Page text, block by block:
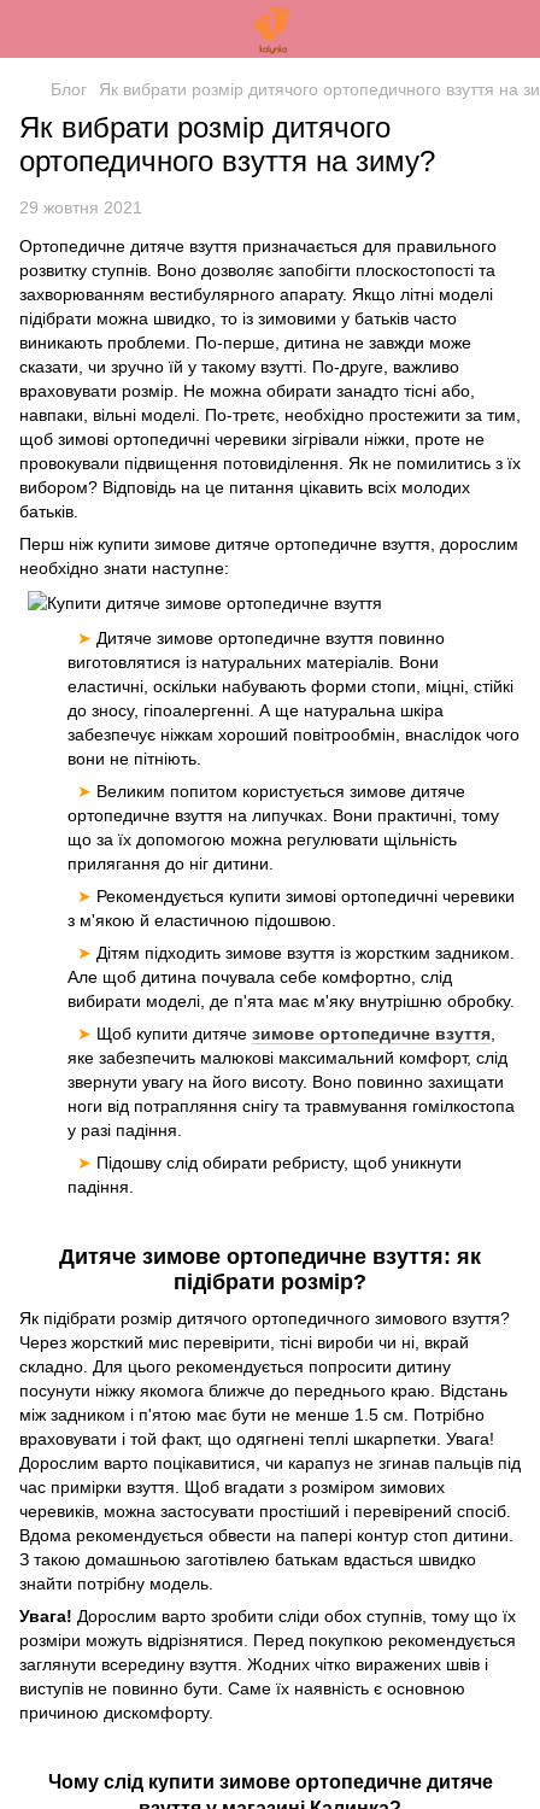
Блог Як вибрати розмір дитячого ортопедичного взуття на
Як вибрати розмір дитячого
ортопедичного взуття на зиму?
29 жовтня 2021
Ортопедичне дитяче взуття призначається для правильного
розвитку ступнів. Воно дозволяє запобігти плоскостопості та
захворюванням вестибулярного апарату. Якщо літні моделі
підібрати можна швидко, то із зимовими у батьків часто
виникають проблеми. По-перше, дитина не завжди може
сказати, чи зручно їй у такому взутті. По-друге, важливо
враховувати розмір. Не можна обирати занадто тісні або,
навпаки, вільні моделі. По-третє, необхідно простежити за тим,
щоб зимові ортопедичні черевики зігрівали ніжки, проте не
провокували підвищення потовиділення. Як не помилитись з їх
вибором? Відповідь на це питання цікавить всіх молодих
батьків.
Перш ніж купити зимове дитяче ортопедичне взуття, дорослим
необхідно знати наступне:
➤ Дитяче зимове ортопедичне взуття повинно
виготовлятися із натуральних матеріалів. Вони
еластичні, оскільки набувають форми стопи, міцні, стійкі
до зносу, гіпоалергенні. А ще натуральна шкіра
забезпечує ніжкам хороший повітрообмін, внаслідок чого
вони не пітніють.
➤ Великим попитом користується зимове дитяче
ортопедичне взуття на липучках. Вони практичні, тому
що за їх допомогою можна регулювати щільність
прилягання до ніг дитини.
➤ Рекомендується купити зимові ортопедичні черевики
з м'якою й еластичною підошвою.
➤ Дітям підходить зимове взуття із жорстким задником.
Але щоб дитина почувала себе комфортно, слід
вибирати моделі, де п'ята має м'яку внутрішню обробку.
➤ Щоб купити дитяче зимове ортопедичне взуття
яке забезпечить малюкові максимальний комфорт, слід
звернути увагу на його висоту. Воно повинно захищати
ноги від потрапляння снігу та травмування гомілкостопа
у разі падіння.
➤ Підошву слід обирати ребристу, щоб уникнути
падіння.
Дитяче зимове ортопедичне взуття: як
підібрати розмір?
Як підібрати розмір дитячого ортопедичного зимового взуття?
Через жорсткий мис перевірити, тісні вироби чи ні, вкрай
складно. Для цього рекомендується попросити дитину
посунути ніжку якомога ближче до переднього краю. Відстань
між задником і п'ятою має бути не менше 1.5 см. Потрібно
враховувати і той факт, що одягнені теплі шкарпетки. Увага!
Дорослим варто поцікавитися, чи карапуз не згинав пальців під
час примірки взуття. Щоб вгадати з розміром зимових
черевиків, можна застосувати простіший і перевірений спосіб.
Вдома рекомендується обвести на папері контур стоп дитини.
З такою домашньою заготівлею батькам вдасться швидко
знайти потрібну модель.
Увага! Дорослим варто зробити сліди обох ступнів, тому що їх
розміри можуть відрізнятися. Перед покупкою рекомендується
заглянути всередину взуття. Жодних чітко виражених швів і
виступів не повинно бути. Саме їх наявність є основною
причиною дискомфорту.
Чому слід купити зимове ортопедичне дитяче